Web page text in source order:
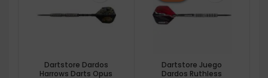
Dartstore Dardos
Harrows Darts Opus
Dartstore Juego
Dardos Ruthless